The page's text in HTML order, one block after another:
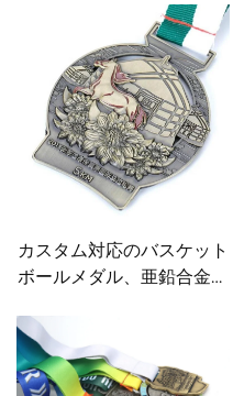
カスタムダンス／親子スポ
ーツメダル
カスタム対応のバスケット
ボールメダル、亜鉛合金製
ル、3D馬マラソンスポー
ツメダル